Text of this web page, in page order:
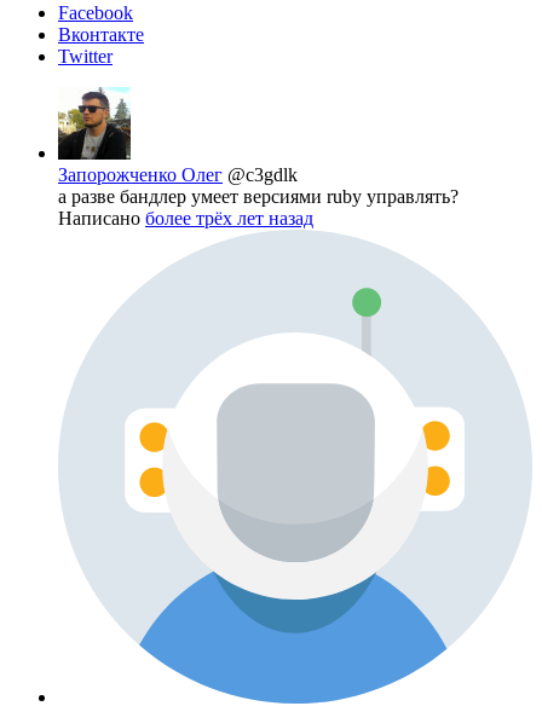
Facebook
Вконтакте
Twitter
Запорожченко Олег @c3gdlk
а разве бандлер умеет верcиями ruby управлять?
Написано более трёх лет назад